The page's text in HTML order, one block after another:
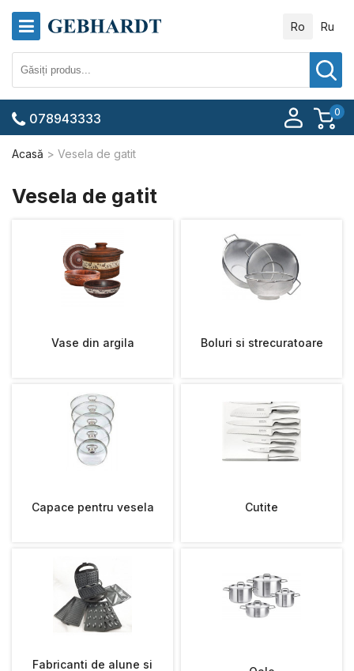
Ro Ru
0
078943333
Acasă Vesela de gatit
Vesela de gatit
Vase din argila Boluri si strecuratoare
Capace pentru vesela Cutite
Fabricanti de alune si